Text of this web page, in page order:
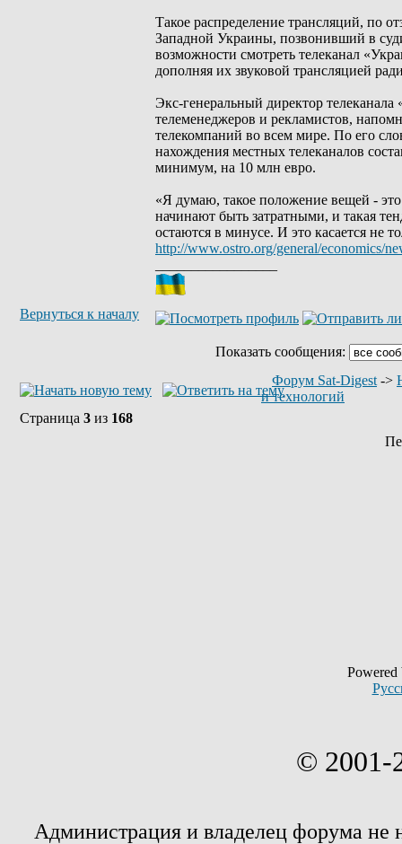
Такое распределение трансляций, по
Западной Украины, позвонивший в
возможности смотреть телеканал
дополняя их звуковой трансляцией
Экс-генеральный директор
телеменеджеров и рекламистов,
телекомпаний во всем мире. По его
нахождения местных телеканалов
минимум, на 10 млн евро.
«Я думаю, такое положение вещей -
начинают быть затратными, и такая
остаются в минусе. И это касается не
http://www.ostro.org/general/economics/
Вернуться к началу
Показать сообщения:
Форум Sat-Digest ->
и технологий
Страница 3 из 168
© 2001-
Администрация и владелец форума не